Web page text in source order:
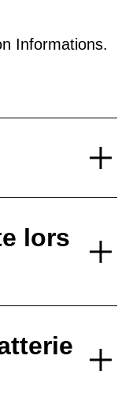
Informations.
lors